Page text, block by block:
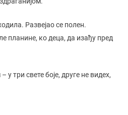
Развејао се полен.
планине, ко деца, да изађу пред
у три свете боје, друге не видех,